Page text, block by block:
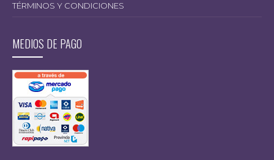
TÉRMINOS Y CONDICIONES
MEDIOS DE PAGO